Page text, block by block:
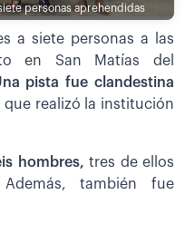
personas aprehendidas
a siete personas a las
en San Matías del
pista fue clandestina
que realizó la institución
hombres, tres de ellos
también fue